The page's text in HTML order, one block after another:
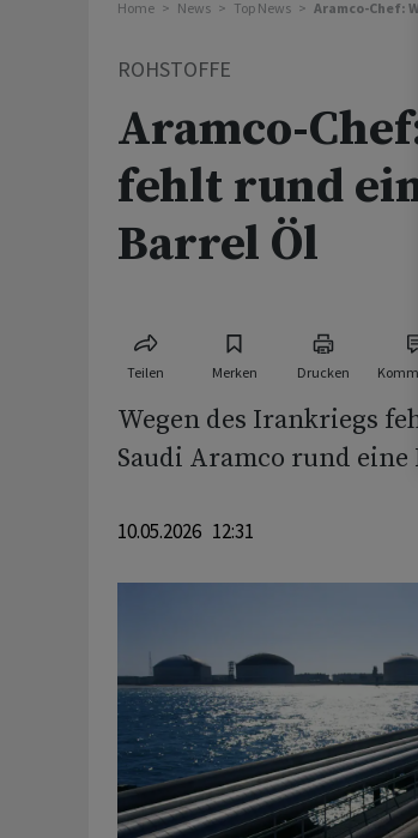
Home News Top News Aramco-Chef:
ROHSTOFFE
Aramco-
fehlt rund
Barrel Öl
Teilen Merken Drucken
Wegen des Irankriegs
Saudi Aramco rund eine
10.05.2026 12:31